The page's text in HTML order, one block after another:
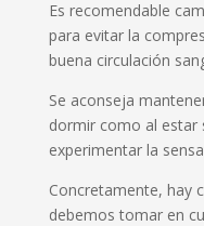
Es recomendable
para evitar la
buena circulación
Se aconseja
dormir como al estar
experimentar la
Concretamente, hay
debemos tomar en